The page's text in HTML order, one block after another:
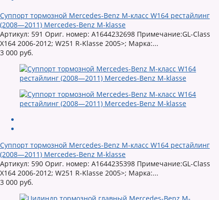
Суппорт тормозной Mercedes-Benz M-класс W164 рестайлинг
(2008—2011) Mercedes-Benz M-klasse
Артикул: 591 Ориг. номер: A1644232698 Примечание:GL-Class
X164 2006-2012; W251 R-Klasse 2005>; Марка:...
3 000 руб.
Суппорт тормозной Mercedes-Benz M-класс W164 рестайлинг
(2008—2011) Mercedes-Benz M-klasse
Артикул: 590 Ориг. номер: A1644235398 Примечание:GL-Class
X164 2006-2012; W251 R-Klasse 2005>; Марка:...
3 000 руб.